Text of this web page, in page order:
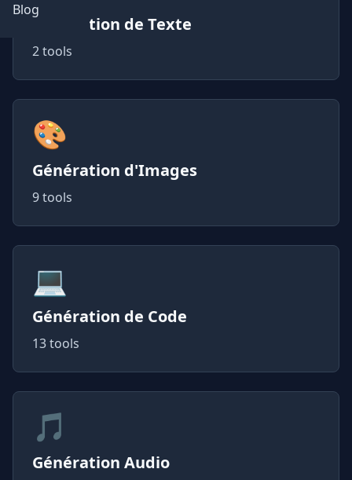
Blog
Génération de Texte
2 tools
🎨
Génération d'Images
9 tools
💻
Génération de Code
13 tools
🎵
Génération Audio